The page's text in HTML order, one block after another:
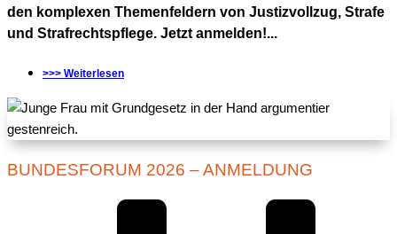
den komplexen Themenfeldern von Justizvollzug, Strafe
und Strafrechtspflege. Jetzt anmelden!...
>>> Weiterlesen
BUNDESFORUM 2026 – ANMELDUNG